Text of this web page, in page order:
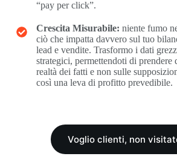
“pay per click”.
Crescita Misurabile: niente fumo
ciò che impatta davvero sul tuo
lead e vendite. Trasformo i dati
strategici, permettendoti di prendere
realtà dei fatti e non sulle
così una leva di profitto prevedibile.
Voglio clienti, non